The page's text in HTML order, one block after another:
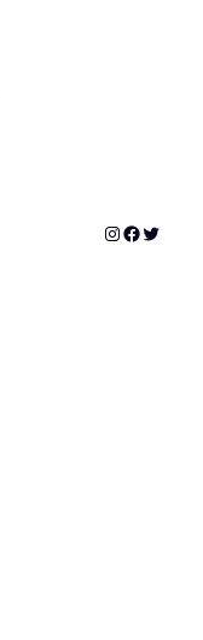
Instagram
Twitter